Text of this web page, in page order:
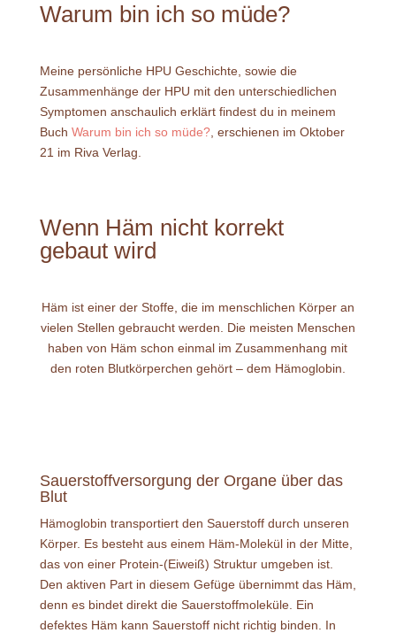
Warum bin ich so müde?
Meine persönliche HPU Geschichte, sowie die
Zusammenhänge der HPU mit den unterschiedlichen
Symptomen anschaulich erklärt findest du in meinem
Buch Warum bin ich so müde?, erschienen im Oktober
21 im Riva Verlag.
Wenn Häm nicht korrekt
gebaut wird
Häm ist einer der Stoffe, die im menschlichen Körper an
vielen Stellen gebraucht werden. Die meisten Menschen
haben von Häm schon einmal im Zusammenhang mit
den roten Blutkörperchen gehört – dem Hämoglobin.
Sauerstoffversorgung der Organe über das
Blut
Hämoglobin transportiert den Sauerstoff durch unseren
Körper. Es besteht aus einem Häm-Molekül in der Mitte,
das von einer Protein-(Eiweiß) Struktur umgeben ist.
Den aktiven Part in diesem Gefüge übernimmt das Häm,
denn es bindet direkt die Sauerstoffmoleküle. Ein
defektes Häm kann Sauerstoff nicht richtig binden. In